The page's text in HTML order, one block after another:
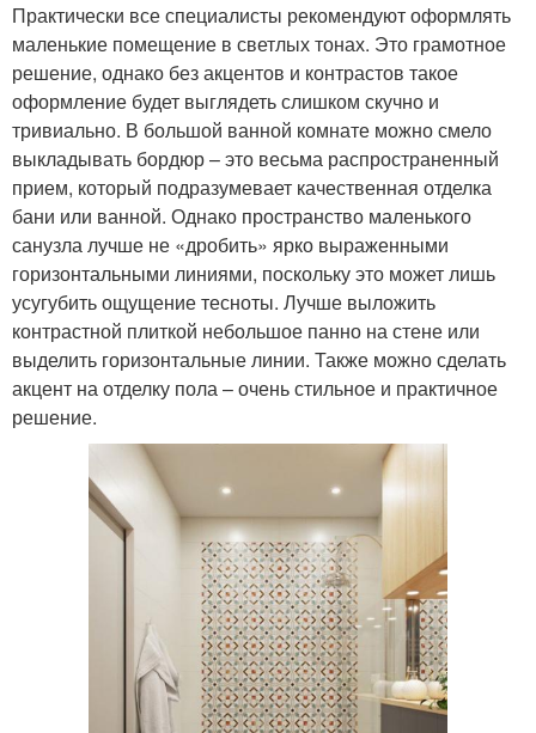
Практически все специалисты рекомендуют оформлять
маленькие помещение в светлых тонах. Это грамотное
решение, однако без акцентов и контрастов такое
оформление будет выглядеть слишком скучно и
тривиально. В большой ванной комнате можно смело
выкладывать бордюр – это весьма распространенный
прием, который подразумевает качественная отделка
бани или ванной. Однако пространство маленького
санузла лучше не «дробить» ярко выраженными
горизонтальными линиями, поскольку это может лишь
усугубить ощущение тесноты. Лучше выложить
контрастной плиткой небольшое панно на стене или
выделить горизонтальные линии. Также можно сделать
акцент на отделку пола – очень стильное и практичное
решение.